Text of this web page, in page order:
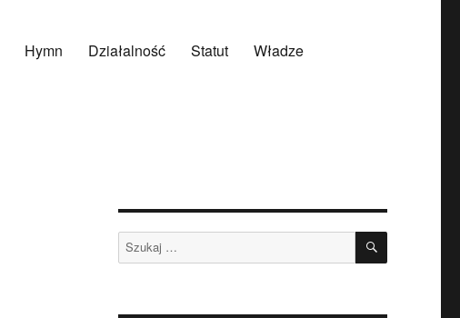
Hymn Działalność Statut
Władze
Szukaj: SZUKAJ